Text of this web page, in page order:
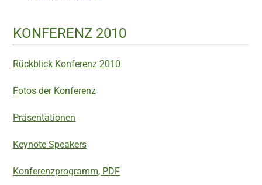
KONFERENZ 2010
Rückblick Konferenz 2010
Fotos der Konferenz
Präsentationen
Keynote Speakers
Konferenzprogramm, PDF